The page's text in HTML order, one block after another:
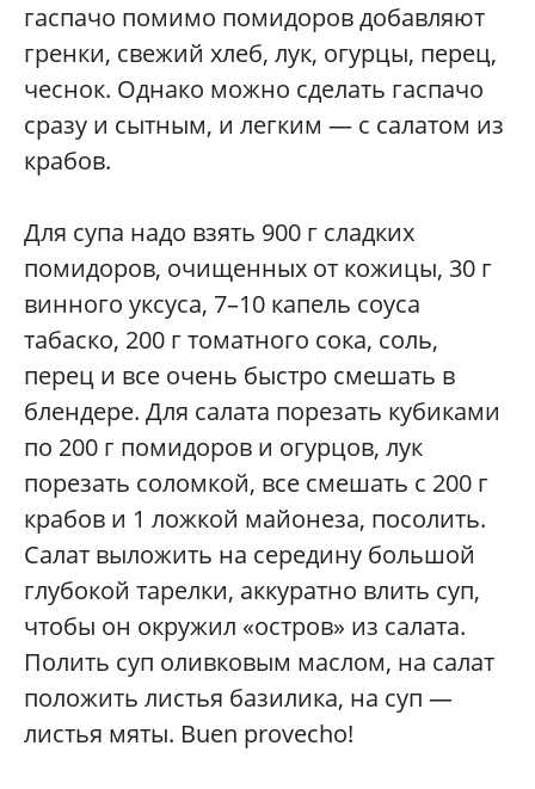
гаспачо помимо помидоров добавляют
гренки, свежий хлеб, лук, огурцы, перец,
чеснок. Однако можно сделать гаспачо
сразу и сытным, и легким — с салатом из
крабов.
Для супа надо взять 900 г сладких
помидоров, очищенных от кожицы, 30 г
винного уксуса, 7–10 капель соуса
табаско, 200 г томатного сока, соль,
перец и все очень быстро смешать в
блендере. Для салата порезать кубиками
по 200 г помидоров и огурцов, лук
порезать соломкой, все смешать с 200 г
крабов и 1 ложкой майонеза, посолить.
Салат выложить на середину большой
глубокой тарелки, аккуратно влить суп,
чтобы он окружил «остров» из салата.
Полить суп оливковым маслом, на салат
положить листья базилика, на суп —
листья мяты. Buen provecho!